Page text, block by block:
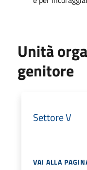
Unità
genitore
Settore V
VAI ALLA